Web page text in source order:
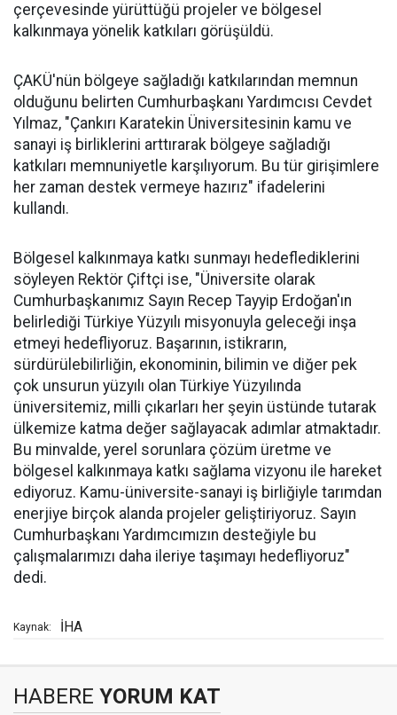
çerçevesinde yürüttüğü projeler ve bölgesel
kalkınmaya yönelik katkıları görüşüldü.
ÇAKÜ'nün bölgeye sağladığı katkılarından memnun
olduğunu belirten Cumhurbaşkanı Yardımcısı Cevdet
Yılmaz, "Çankırı Karatekin Üniversitesinin kamu ve
sanayi iş birliklerini arttırarak bölgeye sağladığı
katkıları memnuniyetle karşılıyorum. Bu tür girişimlere
her zaman destek vermeye hazırız" ifadelerini
kullandı.
Bölgesel kalkınmaya katkı sunmayı hedeflediklerini
söyleyen Rektör Çiftçi ise, "Üniversite olarak
Cumhurbaşkanımız Sayın Recep Tayyip Erdoğan'ın
belirlediği Türkiye Yüzyılı misyonuyla geleceği inşa
etmeyi hedefliyoruz. Başarının, istikrarın,
sürdürülebilirliğin, ekonominin, bilimin ve diğer pek
çok unsurun yüzyılı olan Türkiye Yüzyılında
üniversitemiz, milli çıkarları her şeyin üstünde tutarak
ülkemize katma değer sağlayacak adımlar atmaktadır.
Bu minvalde, yerel sorunlara çözüm üretme ve
bölgesel kalkınmaya katkı sağlama vizyonu ile hareket
ediyoruz. Kamu-üniversite-sanayi iş birliğiyle tarımdan
enerjiye birçok alanda projeler geliştiriyoruz. Sayın
Cumhurbaşkanı Yardımcımızın desteğiyle bu
çalışmalarımızı daha ileriye taşımayı hedefliyoruz"
dedi.
Kaynak: İHA
HABERE YORUM KAT